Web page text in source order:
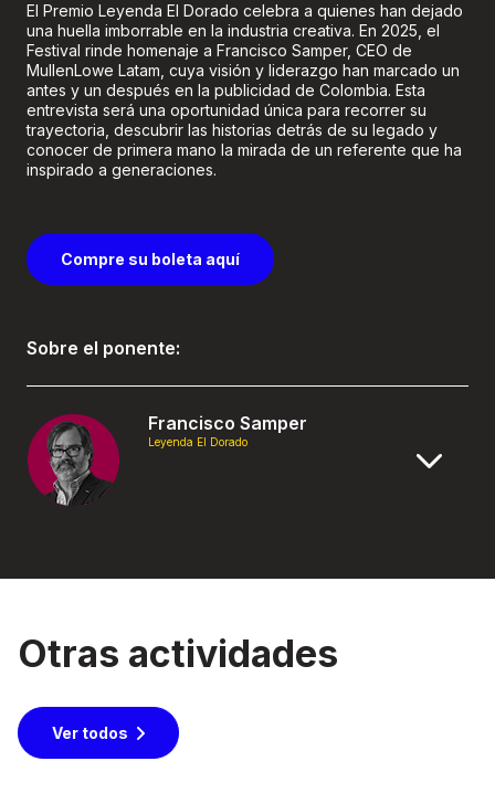
El Premio Leyenda El Dorado celebra a quienes han dejado
una huella imborrable en la industria creativa. En 2025, el
Festival rinde homenaje a Francisco Samper, CEO de
MullenLowe Latam, cuya visión y liderazgo han marcado un
antes y un después en la publicidad de Colombia. Esta
entrevista será una oportunidad única para recorrer su
trayectoria, descubrir las historias detrás de su legado y
conocer de primera mano la mirada de un referente que ha
inspirado a generaciones.
Compre su boleta aquí
Sobre el ponente:
Francisco Samper
Leyenda El Dorado
Otras actividades
Ver todos